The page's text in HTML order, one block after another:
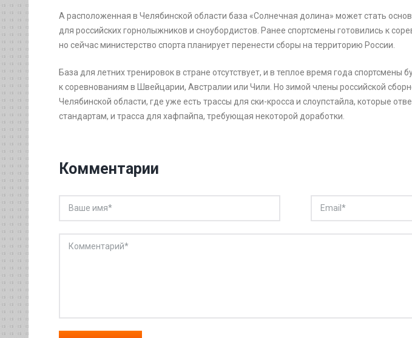
А расположенная в Челябинской области база «Солнечная долина» может стать
для российских горнолыжников и сноубордистов. Ранее спортсмены готовились к
но сейчас министерство спорта планирует перенести сборы на территорию России.
База для летних тренировок в стране отсутствует, и в теплое время года спортсмены
к соревнованиям в Швейцарии, Австралии или Чили. Но зимой члены российской
Челябинской области, где уже есть трассы для ски-кросса и слоупстайла, которые
стандартам, и трасса для хафпайпа, требующая некоторой доработки.
Комментарии